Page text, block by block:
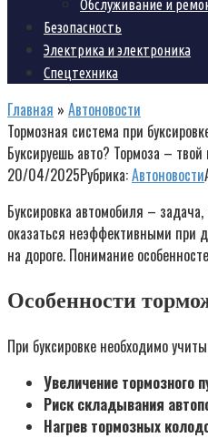
Обслуживание и
Безопасность
Электрика и электроника
Спецтехника
Главная » Автоновости
Тормозная система при
Буксируешь авто? Тормоза –
20/04/2025Рубрика:Автоновости
Буксировка автомобиля –
оказаться неэффективными при
на дороге. Понимание
Особенности
При буксировке необходимо
Увеличение тормозного
Риск складывания
Нагрев тормозных